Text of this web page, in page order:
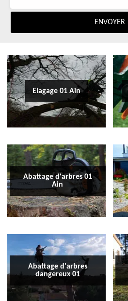
Elagage 01 Ain
Abattage d'arbres 01
Ain
Abattage d'arbres
dangereux 01